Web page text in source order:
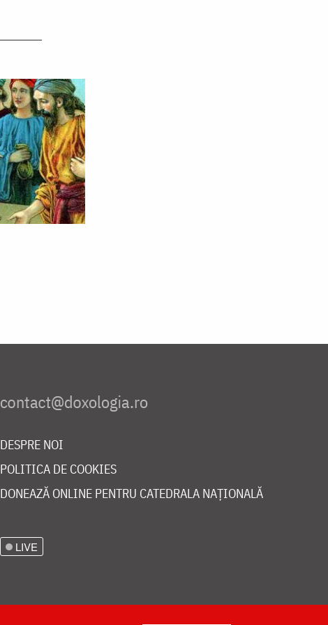
DESPRE NOI
POLITICA DE COOKIES
DONEAZĂ ONLINE PENTRU CATEDRALA NAȚIONALĂ
LIVE